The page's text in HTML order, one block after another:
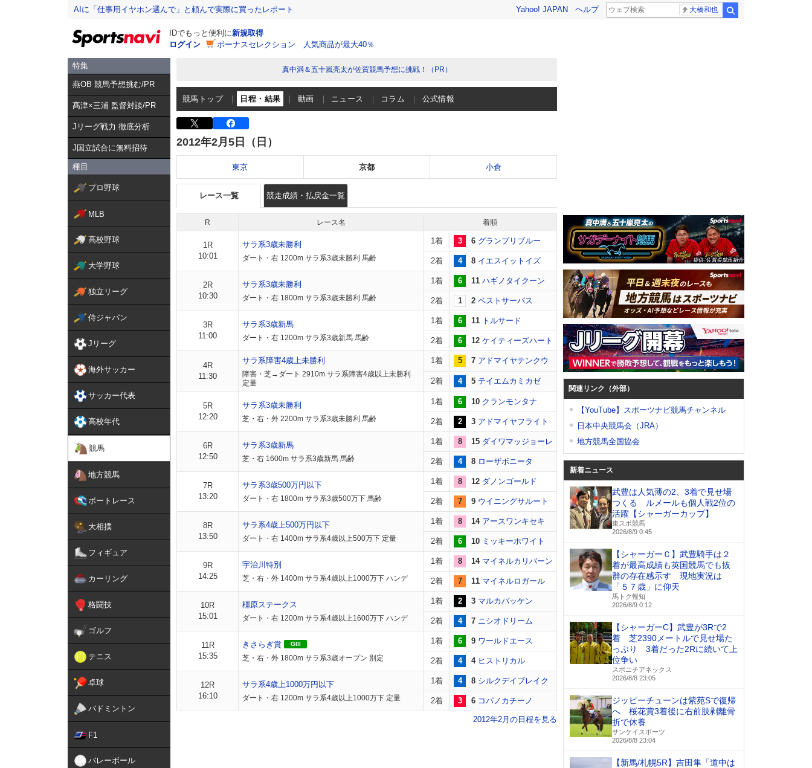
AIに「仕事用イヤホン選んで」と頼んで実際に買ったレポート Yahoo! JAPAN ヘルプ 大橋和也
IDでもっと便利に新規取得
ログイン
ボーナスセレクション 人気商品が最大40％
特集
燕OB 競馬予想挑む/PR
髙津×三浦 監督対談/PR
Jリーグ戦力 徹底分析
J国立試合に無料招待
種目
プロ野球
MLB
高校野球
大学野球
独立リーグ
侍ジャパン
Jリーグ
海外サッカー
サッカー代表
高校年代
競馬
地方競馬
ボートレース
大相撲
フィギュア
カーリング
格闘技
ゴルフ
テニス
卓球
バドミントン
F1
バレーボール
真中満＆五十嵐亮太が佐賀競馬予想に挑戦！（PR）
競馬トップ 日程・結果 動画 ニュース コラム 公式情報
2012年2月5日（日）
東京 京都 小倉
レース一覧 競走成績・払戻金一覧
R レース名 着順
1R
10:01
サラ系3歳未勝利
ダート・右 1200m サラ系3歳未勝利 馬齢
1着 3 6 グランプリブルー
2着 4 8 イエスイットイズ
2R
10:30
サラ系3歳未勝利
ダート・右 1800m サラ系3歳未勝利 馬齢
1着 6 11 ハギノタイクーン
2着 1 2 ベストサーパス
3R
11:00
サラ系3歳新馬
ダート・右 1200m サラ系3歳新馬 馬齢
1着 6 11 トルサード
2着 6 12 ケイティーズハート
4R
11:30
サラ系障害4歳上未勝利
障害・芝→ダート 2910m サラ系障害4歳以上未勝利
定量
1着 5 7 アドマイヤテンクウ
2着 4 5 テイエムカミカゼ
5R
12:20
サラ系3歳未勝利
芝・右・外 2200m サラ系3歳未勝利 馬齢
1着 6 10 クランモンタナ
2着 2 3 アドマイヤフライト
6R
12:50
サラ系3歳新馬
芝・右 1600m サラ系3歳新馬 馬齢
1着 8 15 ダイワマッジョーレ
2着 4 8 ローザボニータ
7R
13:20
サラ系3歳500万円以下
ダート・右 1800m サラ系3歳500万下 馬齢
1着 8 12 ダノンゴールド
2着 7 9 ウイニングサルート
8R
13:50
サラ系4歳上500万円以下
ダート・右 1400m サラ系4歳以上500万下 定量
1着 8 14 アースワンキセキ
2着 6 10 ミッキーホワイト
9R
14:25
宇治川特別
芝・右・外 1400m サラ系4歳以上1000万下 ハンデ
1着 8 14 マイネルカリバーン
2着 7 11 マイネルロガール
10R
15:01
橿原ステークス
ダート・右 1200m サラ系4歳以上1600万下 ハンデ
1着 2 3 マルカバッケン
2着 4 7 ニシオドリーム
11R
15:35
きさらぎ賞 GIII
芝・右・外 1800m サラ系3歳オープン 別定
1着 6 9 ワールドエース
2着 4 4 ヒストリカル
12R
16:10
サラ系4歳上1000万円以下
ダート・右 1200m サラ系4歳以上1000万下 定量
1着 4 8 シルクデイブレイク
2着 3 6 コパノカチーノ
2012年2月の日程を見る
関連リンク（外部）
【YouTube】スポーツナビ競馬チャンネル
日本中央競馬会（JRA）
地方競馬全国協会
新着ニュース
武豊は人気薄の2、3着で見せ場
つくる ルメールも個人戦2位の
活躍【シャーガーカップ】
東スポ競馬
2026/8/9 0:45
【シャーガーＣ】武豊騎手は２
着が最高成績も英国競馬でも抜
群の存在感示す 現地実況は
「５７歳」に仰天
馬トク報知
2026/8/9 0:12
【シャーガーC】武豊が3Rで2
着 芝2390メートルで見せ場た
っぷり 3着だった2Rに続いて上
位争い
スポニチアネックス
2026/8/8 23:05
ジッピーチューンは紫苑Sで復帰
へ 桜花賞3着後に右前肢剥離骨
折で休養
サンケイスポーツ
2026/8/8 23:04
【新馬/札幌5R】吉田隼「道中は